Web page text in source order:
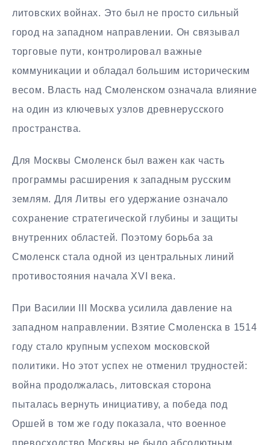
литовских войнах. Это был не просто сильный
город на западном направлении. Он связывал
торговые пути, контролировал важные
коммуникации и обладал большим историческим
весом. Власть над Смоленском означала влияние
на один из ключевых узлов древнерусского
пространства.
Для Москвы Смоленск был важен как часть
программы расширения к западным русским
землям. Для Литвы его удержание означало
сохранение стратегической глубины и защиты
внутренних областей. Поэтому борьба за
Смоленск стала одной из центральных линий
противостояния начала XVI века.
При Василии III Москва усилила давление на
западном направлении. Взятие Смоленска в 1514
году стало крупным успехом московской
политики. Но этот успех не отменил трудностей:
война продолжалась, литовская сторона
пыталась вернуть инициативу, а победа под
Оршей в том же году показала, что военное
превосходство Москвы не было абсолютным.